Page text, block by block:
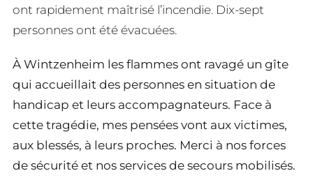
ont rapidement maîtrisé l’incendie. Dix-sept
personnes ont été évacuées.
À Wintzenheim les flammes ont ravagé un gîte
qui accueillait des personnes en situation de
handicap et leurs accompagnateurs. Face à
cette tragédie, mes pensées vont aux victimes,
aux blessés, à leurs proches. Merci à nos forces
de sécurité et nos services de secours mobilisés.